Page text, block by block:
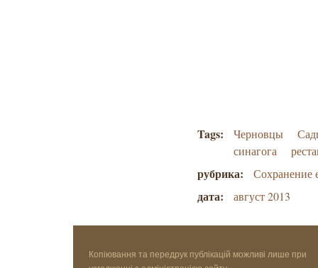
Tags: Черновцы
синагога
рубрика: Сохранение
дата: август 2013
Копіювання та передрук публікацій можливі лише при